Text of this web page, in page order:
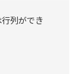
列ができ